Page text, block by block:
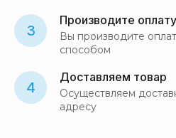
3
Производите оплату
Вы производите
способом
4
Доставляем товар
Осуществляем
адресу